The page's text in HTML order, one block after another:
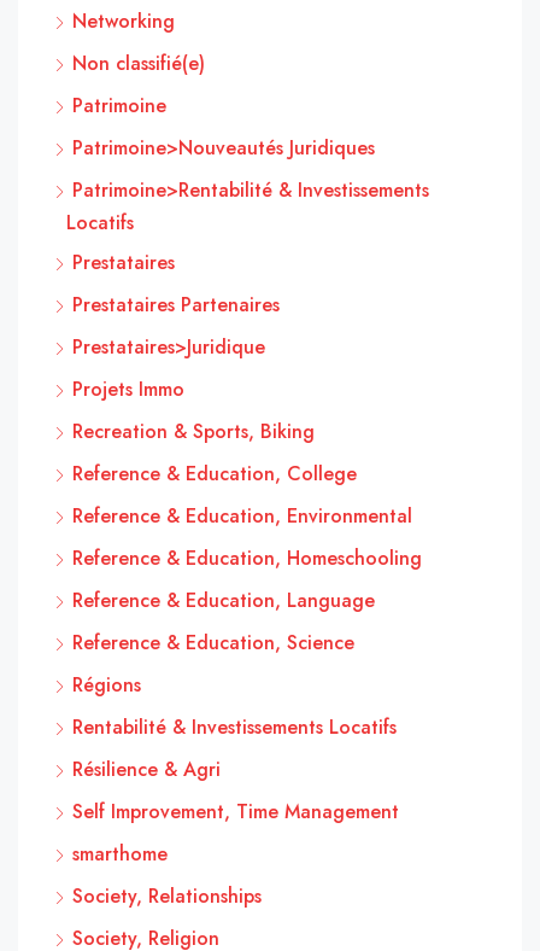
Networking
Non classifié(e)
Patrimoine
Patrimoine>Nouveautés Juridiques
Patrimoine>Rentabilité & Investissements
Locatifs
Prestataires
Prestataires Partenaires
Prestataires>Juridique
Projets Immo
Recreation & Sports, Biking
Reference & Education, College
Reference & Education, Environmental
Reference & Education, Homeschooling
Reference & Education, Language
Reference & Education, Science
Régions
Rentabilité & Investissements Locatifs
Résilience & Agri
Self Improvement, Time Management
smarthome
Society, Relationships
Society, Religion